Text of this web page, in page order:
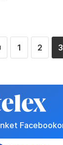
1 2 3